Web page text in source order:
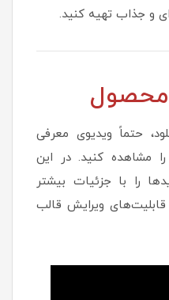
و جذاب تهیه کنید.
محصول
حتماً ویدیوی معرفی
مشاهده کنید. در این
را با جزئیات بیشتر
ویرایش قالب